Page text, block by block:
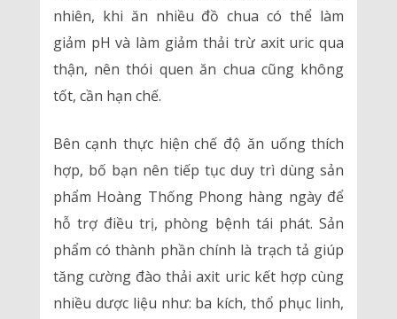
nhiên, khi ăn nhiều đồ chua có thể làm
giảm pH và làm giảm thải trừ axit uric qua
thận, nên thói quen ăn chua cũng không
tốt, cần hạn chế.
Bên cạnh thực hiện chế độ ăn uống thích
hợp, bố bạn nên tiếp tục duy trì dùng sản
phẩm Hoàng Thống Phong hàng ngày để
hỗ trợ điều trị, phòng bệnh tái phát. Sản
phẩm có thành phần chính là trạch tả giúp
tăng cường đào thải axit uric kết hợp cùng
nhiều dược liệu như: ba kích, thổ phục linh,